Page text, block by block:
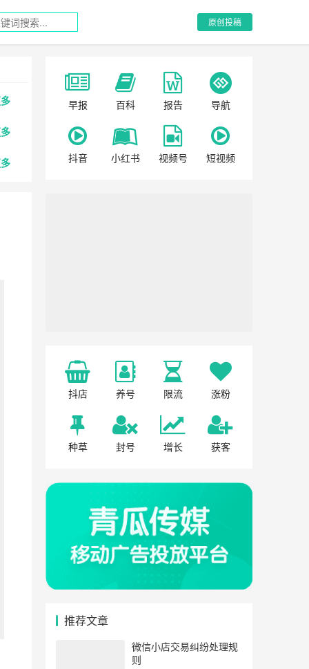
原创投稿
早报 百科 报告 导航
抖音 小红书 视频号 短视频
抖店 养号 限流 涨粉
种草 封号 增长 获客
推荐文章
微信小店交易纠纷处理规
则